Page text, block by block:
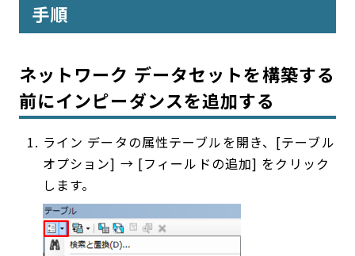
手順
ネットワーク データセットを構築する
前にインピーダンスを追加する
ライン データの属性テーブルを開き、[テーブル
オプション] → [フィールドの追加] をクリック
します。